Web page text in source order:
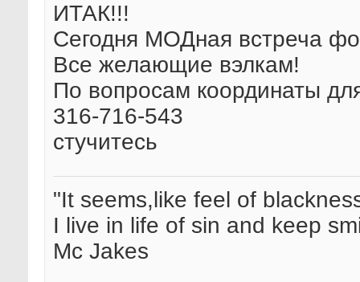
ИТАК!!!
Сегодня МОДная встреча
Все желающие вэлкам!
По вопросам координаты
316-716-543
стучитесь
"It seems,like feel of
I live in life of sin and keep
Mc Jakes